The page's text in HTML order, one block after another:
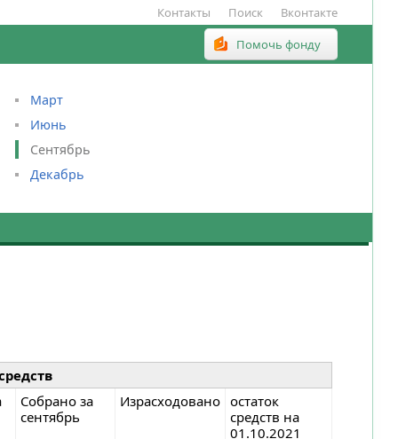
Контакты Поиск Вконтакте
Помочь фонду
Март
Июнь
Сентябрь
Декабрь
Собрано за
сентябрь
Израсходовано остаток
средств на
01.10.2021